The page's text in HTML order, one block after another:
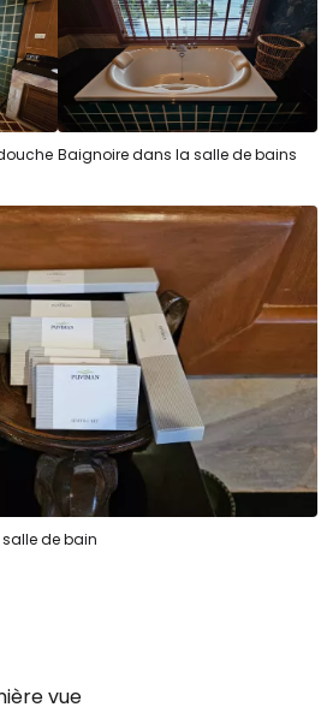
Baignoire dans la salle de bains
de bain
vue